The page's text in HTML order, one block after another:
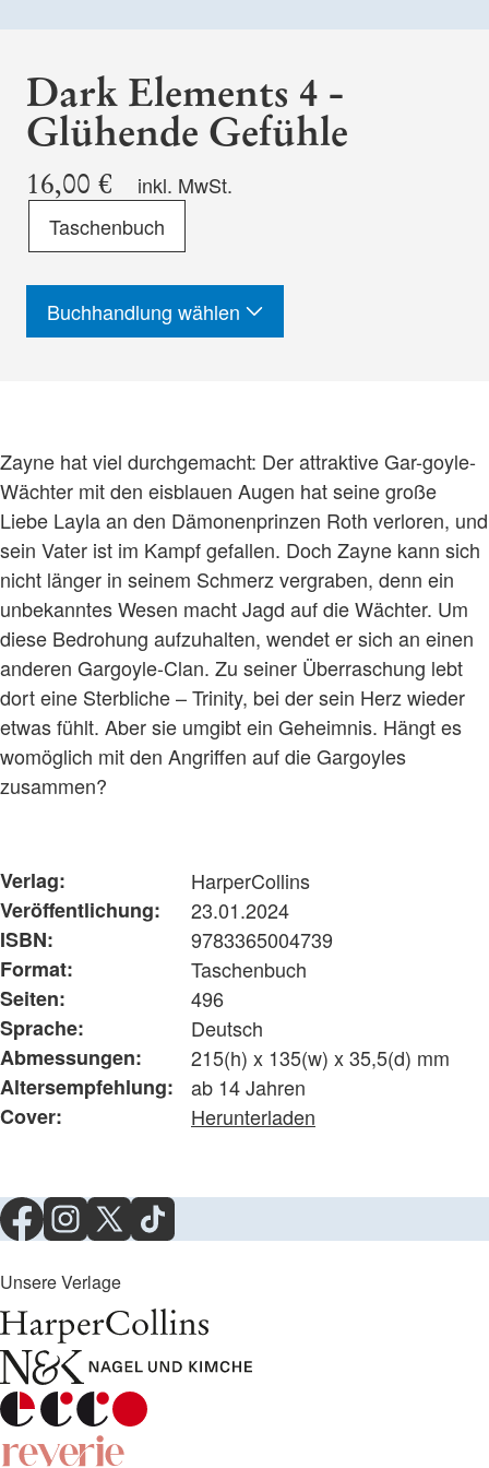
Dark Elements 4 -
Glühende Gefühle
16,00 €
inkl. MwSt.
Taschenbuch
Buchhandlung wählen
Zayne hat viel durchgemacht: Der attraktive Gar-goyle-
Wächter mit den eisblauen Augen hat seine große
Liebe Layla an den Dämonenprinzen Roth verloren, und
sein Vater ist im Kampf gefallen. Doch Zayne kann sich
nicht länger in seinem Schmerz vergraben, denn ein
unbekanntes Wesen macht Jagd auf die Wächter. Um
diese Bedrohung aufzuhalten, wendet er sich an einen
anderen Gargoyle-Clan. Zu seiner Überraschung lebt
dort eine Sterbliche – Trinity, bei der sein Herz wieder
etwas fühlt. Aber sie umgibt ein Geheimnis. Hängt es
womöglich mit den Angriffen auf die Gargoyles
zusammen?
Verlag:
HarperCollins
Veröffentlichung:
23.01.2024
ISBN:
9783365004739
Format:
Taschenbuch
Seiten:
496
Sprache:
Deutsch
Abmessungen:
215(h) x 135(w) x 35,5(d) mm
Altersempfehlung:
ab 14 Jahren
Cover:
Herunterladen
Unsere Verlage